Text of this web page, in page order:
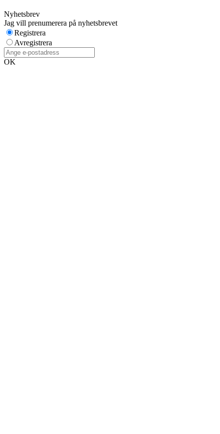
Nyhetsbrev
Jag vill prenumerera på nyhetsbrevet
Registrera
Avregistrera
OK